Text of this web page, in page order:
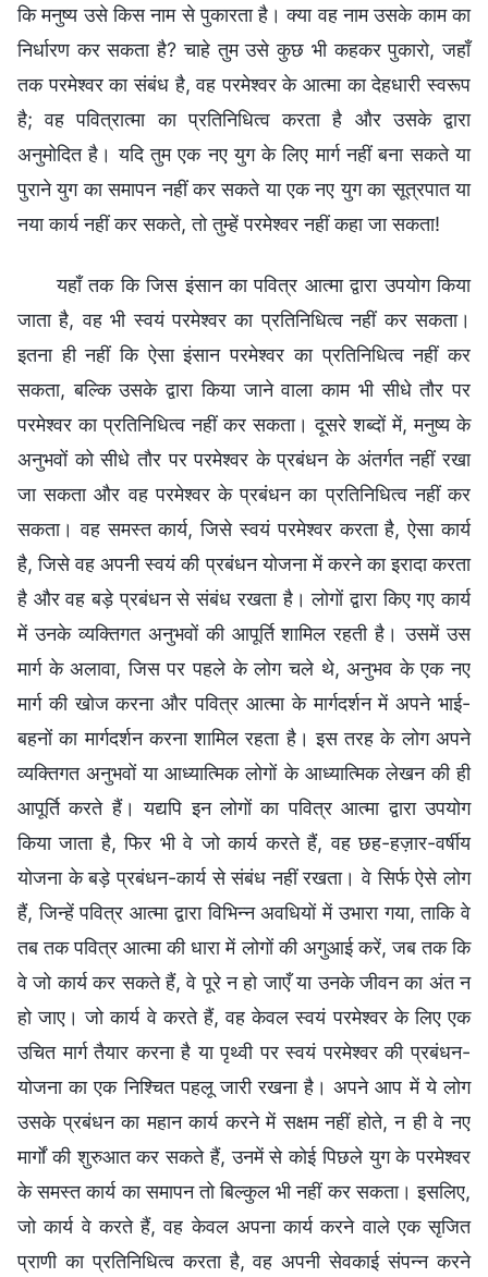
कि मनुष्य उसे किस नाम से पुकारता है। क्या वह नाम उसके काम का
निर्धारण कर सकता है? चाहे तुम उसे कुछ भी कहकर पुकारो, जहाँ
तक परमेश्वर का संबंध है, वह परमेश्वर के आत्मा का देहधारी स्वरूप
है; वह पवित्रात्मा का प्रतिनिधित्व करता है और उसके द्वारा
अनुमोदित है। यदि तुम एक नए युग के लिए मार्ग नहीं बना सकते या
पुराने युग का समापन नहीं कर सकते या एक नए युग का सूत्रपात या
नया कार्य नहीं कर सकते, तो तुम्हें परमेश्वर नहीं कहा जा सकता!
यहाँ तक कि जिस इंसान का पवित्र आत्मा द्वारा उपयोग किया
जाता है, वह भी स्वयं परमेश्वर का प्रतिनिधित्व नहीं कर सकता।
इतना ही नहीं कि ऐसा इंसान परमेश्वर का प्रतिनिधित्व नहीं कर
सकता, बल्कि उसके द्वारा किया जाने वाला काम भी सीधे तौर पर
परमेश्वर का प्रतिनिधित्व नहीं कर सकता। दूसरे शब्दों में, मनुष्य के
अनुभवों को सीधे तौर पर परमेश्वर के प्रबंधन के अंतर्गत नहीं रखा
जा सकता और वह परमेश्वर के प्रबंधन का प्रतिनिधित्व नहीं कर
सकता। वह समस्त कार्य, जिसे स्वयं परमेश्वर करता है, ऐसा कार्य
है, जिसे वह अपनी स्वयं की प्रबंधन योजना में करने का इरादा करता
है और वह बड़े प्रबंधन से संबंध रखता है। लोगों द्वारा किए गए कार्य
में उनके व्यक्तिगत अनुभवों की आपूर्ति शामिल रहती है। उसमें उस
मार्ग के अलावा, जिस पर पहले के लोग चले थे, अनुभव के एक नए
मार्ग की खोज करना और पवित्र आत्मा के मार्गदर्शन में अपने भाई-
बहनों का मार्गदर्शन करना शामिल रहता है। इस तरह के लोग अपने
व्यक्तिगत अनुभवों या आध्यात्मिक लोगों के आध्यात्मिक लेखन की ही
आपूर्ति करते हैं। यद्यपि इन लोगों का पवित्र आत्मा द्वारा उपयोग
किया जाता है, फिर भी वे जो कार्य करते हैं, वह छह-हज़ार-वर्षीय
योजना के बड़े प्रबंधन-कार्य से संबंध नहीं रखता। वे सिर्फ ऐसे लोग
हैं, जिन्हें पवित्र आत्मा द्वारा विभिन्न अवधियों में उभारा गया, ताकि वे
तब तक पवित्र आत्मा की धारा में लोगों की अगुआई करें, जब तक कि
वे जो कार्य कर सकते हैं, वे पूरे न हो जाएँ या उनके जीवन का अंत न
हो जाए। जो कार्य वे करते हैं, वह केवल स्वयं परमेश्वर के लिए एक
उचित मार्ग तैयार करना है या पृथ्वी पर स्वयं परमेश्वर की प्रबंधन-
योजना का एक निश्चित पहलू जारी रखना है। अपने आप में ये लोग
उसके प्रबंधन का महान कार्य करने में सक्षम नहीं होते, न ही वे नए
मार्गों की शुरुआत कर सकते हैं, उनमें से कोई पिछले युग के परमेश्वर
के समस्त कार्य का समापन तो बिल्कुल भी नहीं कर सकता। इसलिए,
जो कार्य वे करते हैं, वह केवल अपना कार्य करने वाले एक सृजित
प्राणी का प्रतिनिधित्व करता है, वह अपनी सेवकाई संपन्न करने